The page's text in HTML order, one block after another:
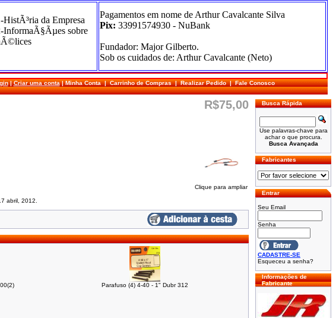
HistÃ³ria da Empresa
InformaÃ§Ãµes sobre
Pagamentos em nome de Arthur Cavalcante Silva
Pix: 33991574930 - NuBank
Fundador: Major Gilberto.
Sob os cuidados de: Arthur Cavalcante (Neto)
|Criar uma conta|Minha Conta|Carrinho de Compras|Realizar Pedido|Fale Conosco
R$75,00
Clique para ampliar
abril, 2012.
Parafuso (4) 4-40 - 1" Dubr 312
Busca Rápida
Use palavras-chave para
achar o que procura.
Busca Avançada
Fabricantes
Entrar
Seu Email
Senha
CADASTRE-SE
Esqueceu a senha?
Informações de
Fabricante